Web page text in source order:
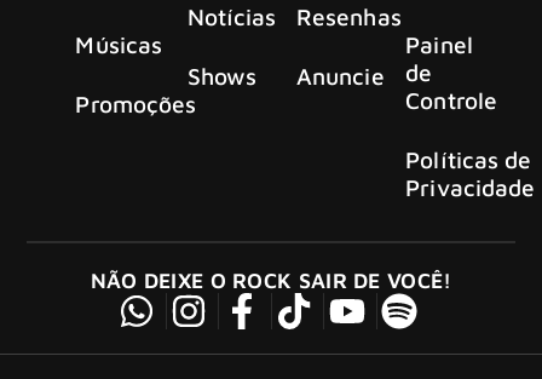
Músicas
Promoções
Notícias
Shows
Resenhas
Anuncie
Painel
de
Controle
Políticas de
Privacidade
NÃO DEIXE O ROCK SAIR DE VOCÊ!